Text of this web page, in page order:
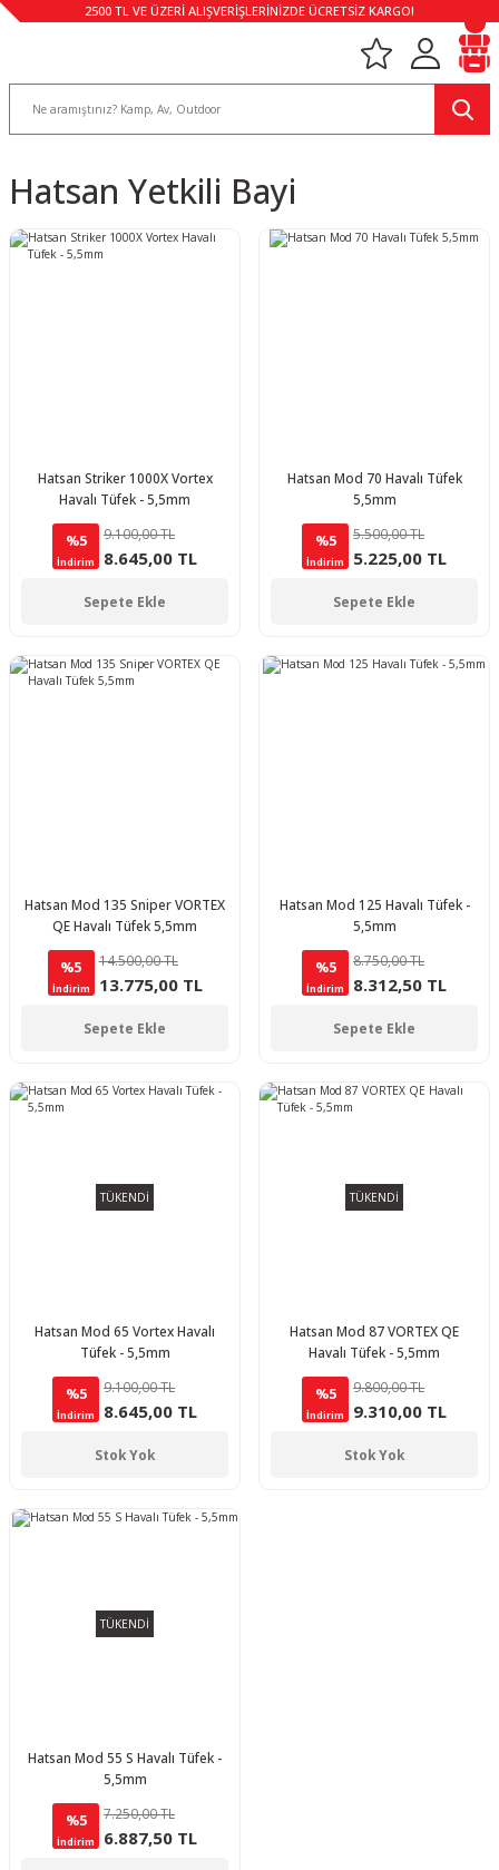
2500 TL VE ÜZERİ ALIŞVERİŞLERİNİZDE ÜCRETSİZ KARGO!
Hatsan Yetkili Bayi
Hatsan Striker 1000X Vortex
Havalı Tüfek - 5,5mm
%5
İndirim
9.100,00 TL
8.645,00 TL
Sepete Ekle
Hatsan Mod 70 Havalı Tüfek
5,5mm
%5
İndirim
5.500,00 TL
5.225,00 TL
Sepete Ekle
Hatsan Mod 135 Sniper VORTEX
QE Havalı Tüfek 5,5mm
%5
İndirim
14.500,00 TL
13.775,00 TL
Sepete Ekle
Hatsan Mod 125 Havalı Tüfek -
5,5mm
%5
İndirim
8.750,00 TL
8.312,50 TL
Sepete Ekle
TÜKENDİ
Hatsan Mod 65 Vortex Havalı
Tüfek - 5,5mm
%5
İndirim
9.100,00 TL
8.645,00 TL
Stok Yok
TÜKENDİ
Hatsan Mod 87 VORTEX QE
Havalı Tüfek - 5,5mm
%5
İndirim
9.800,00 TL
9.310,00 TL
Stok Yok
TÜKENDİ
Hatsan Mod 55 S Havalı Tüfek -
5,5mm
%5
İndirim
7.250,00 TL
6.887,50 TL